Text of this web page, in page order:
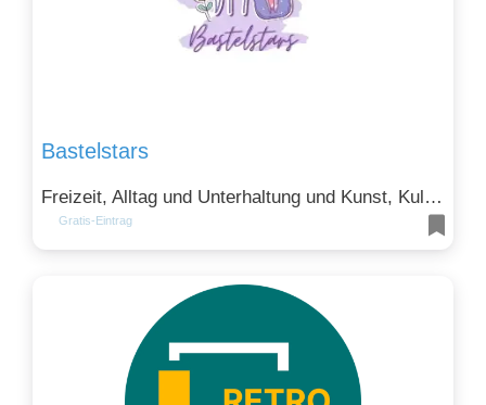
Bastelstars
Freizeit, Alltag und Unterhaltung und Kunst, Kultur und Design
Gratis-Eintrag